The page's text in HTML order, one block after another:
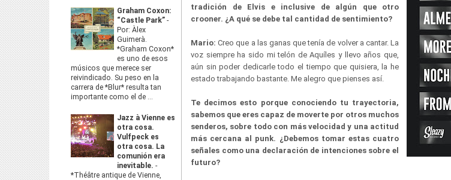
Graham Coxon:
“Castle Park” -
Por: Àlex
Guimerà.
*Graham Coxon*
es uno de esos
músicos que merece ser
reivindicado. Su peso en la
carrera de *Blur* resulta tan
importante como el de ...
Jazz à Vienne es
otra cosa.
Vulfpeck es
otra cosa. La
comunión era
inevitable. -
*Théâtre antique de Vienne,
tradición de Elvis e inclusive de algún que otro
crooner. ¿A qué se debe tal cantidad de sentimiento?
Mario: Creo que a las ganas que tenía de volver a cantar. La
voz siempre ha sido mi telón de Aquíles y llevo años que,
aún sin poder dedicarle todo el tiempo que quisiera, la he
estado trabajando bastante. Me alegro que pienses así.
Te decimos esto porque conociendo tu trayectoria,
sabemos que eres capaz de moverte por otros muchos
senderos, sobre todo con más velocidad y una actitud
más cercana al punk. ¿Debemos tomar estas cuatro
señales como una declaración de intenciones sobre el
futuro?